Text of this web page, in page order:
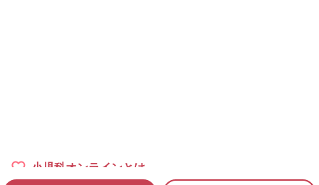
小児科オンラインとは